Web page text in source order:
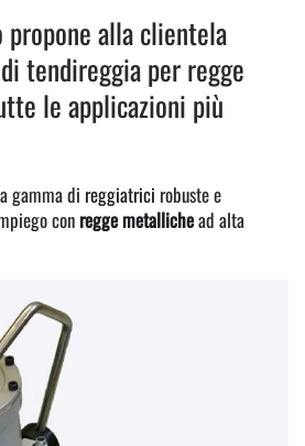
propone alla clientela
tendireggia per regge
le applicazioni più
gamma di reggiatrici robuste e
con regge metallichead alta